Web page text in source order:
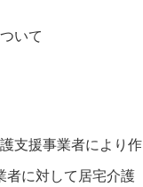
いて
支援事業者により作
者に対して居宅介護